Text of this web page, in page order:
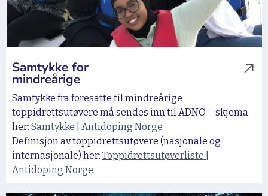
Samtykke for
mindreårige
Samtykke fra foresatte til mindreårige
toppidrettsutøvere må sendes inn til ADNO - skjema
her: Samtykke | Antidoping Norge
Definisjon av toppidrettsutøvere (nasjonale og
internasjonale) her: Toppidrettsutøverliste |
Antidoping Norge